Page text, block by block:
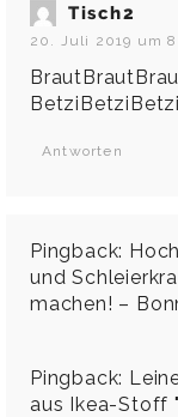
Tisch2
20. Juli 2019 um
BetziBetziBetzi
Antworten
Pingback:
und
machen! –
Pingback:
aus Ikea-Stoff